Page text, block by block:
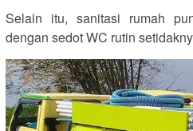
Selain itu, sanitasi rumah
dengan sedot WC rutin